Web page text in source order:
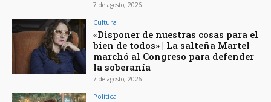
7 de agosto, 2026
Cultura
«Disponer de nuestras cosas para el
bien de todos» | La salteña Martel
marchó al Congreso para defender
la soberanía
7 de agosto, 2026
Política